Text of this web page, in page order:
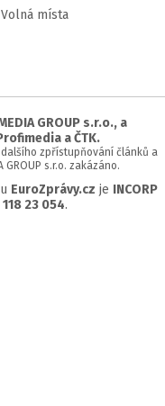
Volná místa
GROUP s.r.o., a
a ČTK.
zpřístupňování článků a
s.r.o. zakázáno.
EuroZprávy.cz je INCORP
118 23 054.